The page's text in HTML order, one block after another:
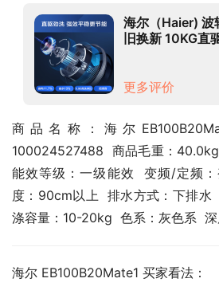
海尔（Haier) 波
旧换新 10KG直
更多评价
商品名称：海尔
100024527488  商品毛重：
能效等级：一级能效  变频/定频
度：90cm以上  排水方式：下排水
涤容量：10-20kg  色系：灰色系
海尔 EB100B20Mate1 买家看法：